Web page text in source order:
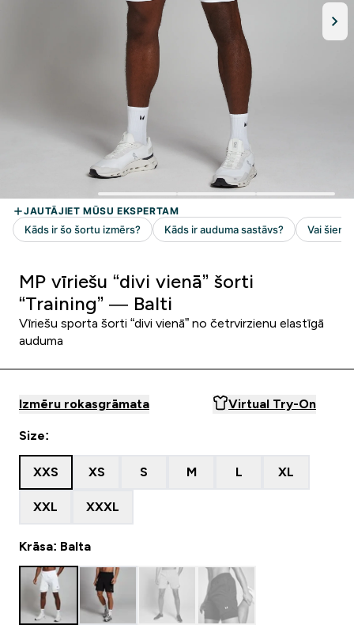
MP vīriešu “divi vienā” šorti
“Training” — Balti
Vīriešu sporta šorti “divi vienā” no četrvirzienu elastīgā
auduma
Izmēru rokasgrāmata Virtual Try-On
Size:
XXS XS S M L XL
XXL XXXL
Krāsa: Balta